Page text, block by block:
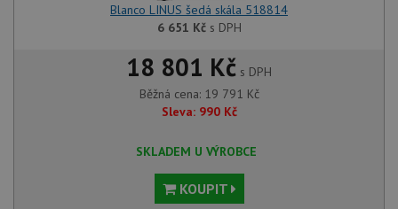
Blanco LINUS šedá skála 518814
6 651 Kčs DPH
18 801 Kč s DPH
Běžná cena: 19 791 Kč
Sleva: 990 Kč
SKLADEM U VÝROBCE
KOUPIT